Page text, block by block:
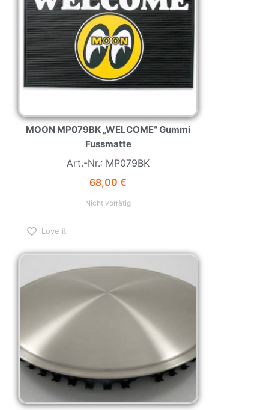
MOON MP079BK „WELCOME“ Gummi
Fussmatte
Art.-Nr.: MP079BK
68,00 €
Nicht vorrätig
Love it